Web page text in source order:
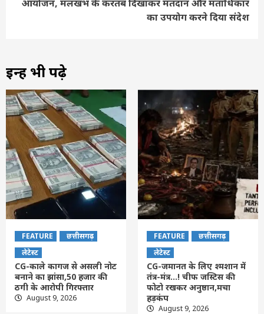
आयोजन, मलखंभ के करतब दिखाकर मतदान और मताधिकार
का उपयोग करने दिया संदेश
इन्हें भी पढ़े
FEATURE
छत्तीसगढ़
लेटेस्ट
CG-काले कागज से असली नोट
बनाने का झांसा,50 हजार की
ठगी के आरोपी गिरफ्तार
August 9, 2026
FEATURE
छत्तीसगढ़
लेटेस्ट
CG-जमानत के लिए श्मशान में
तंत्र-मंत्र…! चीफ जस्टिस की
फोटो रखकर अनुष्ठान,मचा
हड़कंप
August 9, 2026